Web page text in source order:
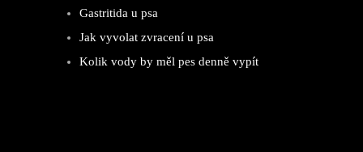
Gastritida u psa
Jak vyvolat zvracení u psa
Kolik vody by měl pes denně vypít